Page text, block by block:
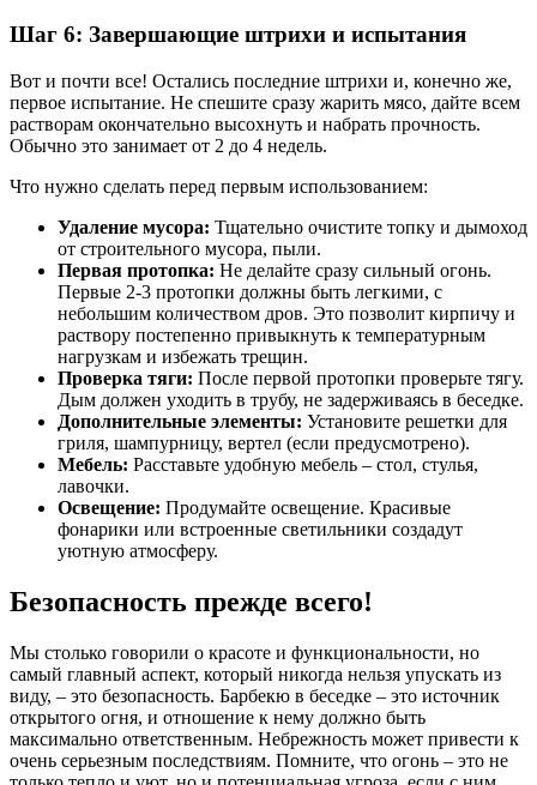
Шаг 6: Завершающие штрихи и испытания
Вот и почти все! Остались последние штрихи и, конечно же,
первое испытание. Не спешите сразу жарить мясо, дайте всем
растворам окончательно высохнуть и набрать прочность.
Обычно это занимает от 2 до 4 недель.
Что нужно сделать перед первым использованием:
Удаление мусора: Тщательно очистите топку и дымоход
от строительного мусора, пыли.
Первая протопка: Не делайте сразу сильный огонь.
Первые 2-3 протопки должны быть легкими, с
небольшим количеством дров. Это позволит кирпичу и
раствору постепенно привыкнуть к температурным
нагрузкам и избежать трещин.
Проверка тяги: После первой протопки проверьте тягу.
Дым должен уходить в трубу, не задерживаясь в беседке.
Дополнительные элементы: Установите решетки для
гриля, шампурницу, вертел (если предусмотрено).
Мебель: Расставьте удобную мебель – стол, стулья,
лавочки.
Освещение: Продумайте освещение. Красивые
фонарики или встроенные светильники создадут
уютную атмосферу.
Безопасность прежде всего!
Мы столько говорили о красоте и функциональности, но
самый главный аспект, который никогда нельзя упускать из
виду, – это безопасность. Барбекю в беседке – это источник
открытого огня, и отношение к нему должно быть
максимально ответственным. Небрежность может привести к
очень серьезным последствиям. Помните, что огонь – это не